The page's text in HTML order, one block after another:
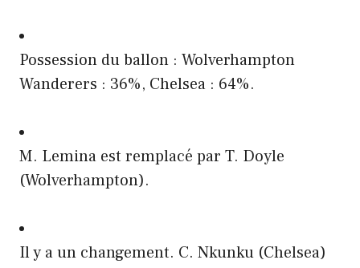
Possession du ballon : Wolverhampton
Wanderers : 36%, Chelsea : 64%.
M. Lemina est remplacé par T. Doyle
(Wolverhampton).
Il y a un changement. C. Nkunku (Chelsea)